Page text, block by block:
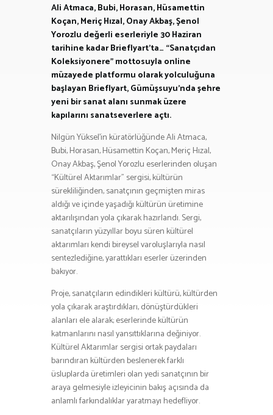
Ali Atmaca, Bubi, Horasan, Hüsamettin
Koçan, Meriç Hızal, Onay Akbaş, Şenol
Yorozlu değerli eserleriyle 30 Haziran
tarihine kadar Brieflyart’ta… “Sanatçıdan
Koleksiyonere” mottosuyla online
müzayede platformu olarak yolculuğuna
başlayan Brieflyart, Gümüşsuyu’nda şehre
yeni bir sanat alanı sunmak üzere
kapılarını sanatseverlere açtı.
Nilgün Yüksel’in küratörlüğünde Ali Atmaca,
Bubi, Horasan, Hüsamettin Koçan, Meriç Hızal,
Onay Akbaş, Şenol Yorozlu eserlerinden oluşan
“Kültürel Aktarımlar” sergisi, kültürün
sürekliliğinden, sanatçının geçmişten miras
aldığı ve içinde yaşadığı kültürün üretimine
aktarılışından yola çıkarak hazırlandı. Sergi,
sanatçıların yüzyıllar boyu süren kültürel
aktarımları kendi bireysel varoluşlarıyla nasıl
sentezlediğine, yarattıkları eserler üzerinden
bakıyor.
Proje, sanatçıların edindikleri kültürü, kültürden
yola çıkarak araştırdıkları, dönüştürdükleri
alanları ele alarak; eserlerinde kültürün
katmanlarını nasıl yansıttıklarına değiniyor.
Kültürel Aktarımlar sergisi ortak paydaları
barındıran kültürden beslenerek farklı
üsluplarda üretimleri olan yedi sanatçının bir
araya gelmesiyle izleyicinin bakış açısında da
anlamlı farkındalıklar yaratmayı hedefliyor.